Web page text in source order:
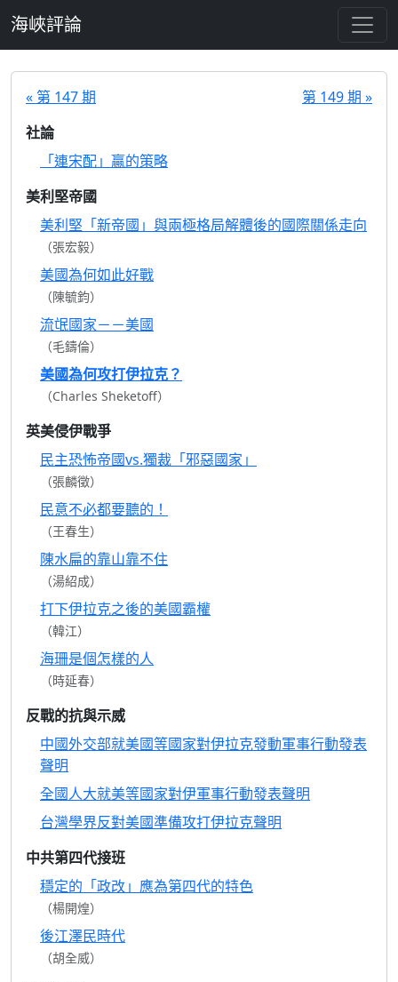
海峽評論
« 第 147 期
第 149 期 »
社論
「連宋配」贏的策略
美利堅帝國
美利堅「新帝國」與兩極格局解體後的國際關係走向
（張宏毅）
美國為何如此好戰
（陳毓鈞）
流氓國家－－美國
（毛鑄倫）
美國為何攻打伊拉克？
（Charles Sheketoff）
英美侵伊戰爭
民主恐怖帝國vs.獨裁「邪惡國家」
（張麟徵）
民意不必都要聽的！
（王春生）
陳水扁的靠山靠不住
（湯紹成）
打下伊拉克之後的美國霸權
（韓江）
海珊是個怎樣的人
（時延春）
反戰的抗與示威
中國外交部就美國等國家對伊拉克發動軍事行動發表
聲明
全國人大就美等國家對伊軍事行動發表聲明
台灣學界反對美國準備攻打伊拉克聲明
中共第四代接班
穩定的「政改」應為第四代的特色
（楊開煌）
後江澤民時代
（胡全威）